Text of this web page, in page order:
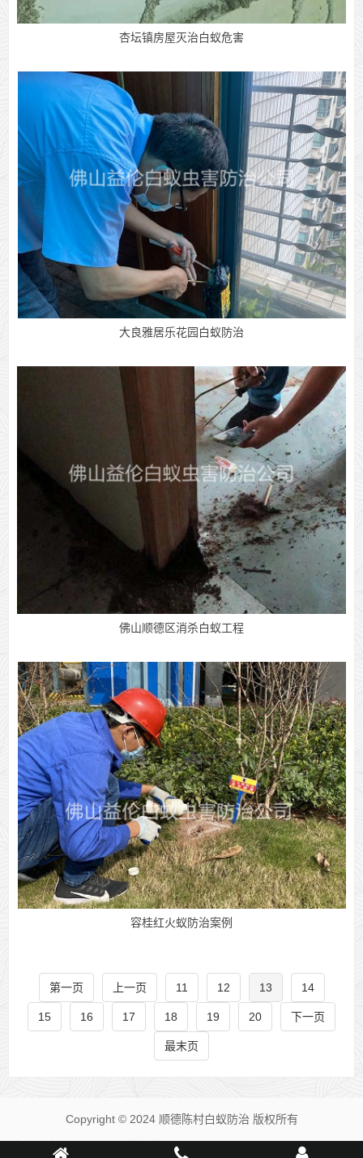
杏坛镇房屋灭治白蚁危害
大良雅居乐花园白蚁防治
佛山顺德区消杀白蚁工程
容桂红火蚁防治案例
第一页 上一页 11 12 13 14
15 16 17 18 19 20 下一页
最末页
Copyright © 2024 顺德陈村白蚁防治 版权所有